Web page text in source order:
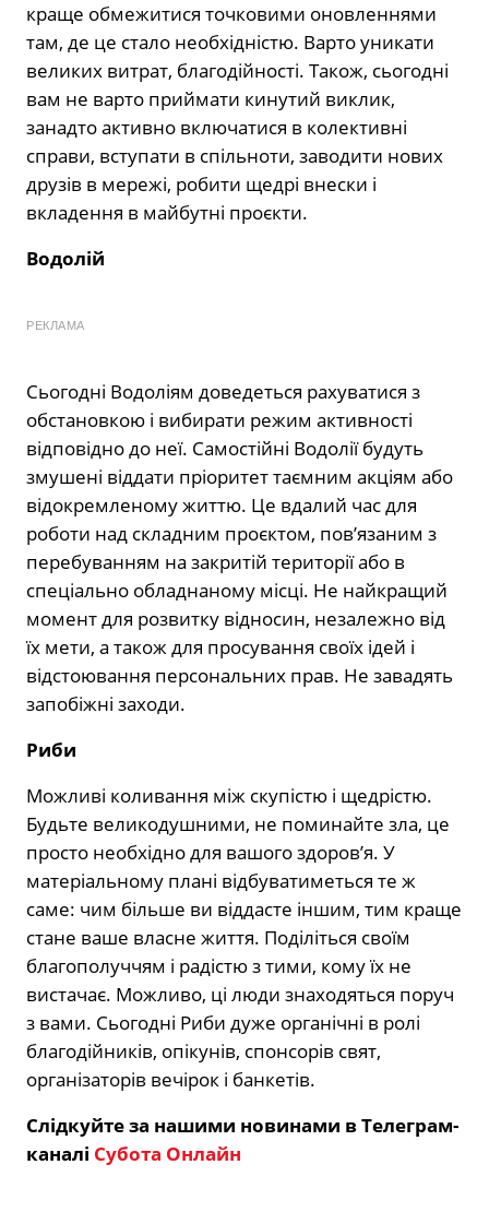
краще обмежитися точковими оновленнями
там, де це стало необхідністю. Варто уникати
великих витрат, благодійності. Також, сьогодні
вам не варто приймати кинутий виклик,
занадто активно включатися в колективні
справи, вступати в спільноти, заводити нових
друзів в мережі, робити щедрі внески і
вкладення в майбутні проєкти.
Водолій
РЕКЛАМА
Сьогодні Водоліям доведеться рахуватися з
обстановкою і вибирати режим активності
відповідно до неї. Самостійні Водолії будуть
змушені віддати пріоритет таємним акціям або
відокремленому життю. Це вдалий час для
роботи над складним проєктом, пов’язаним з
перебуванням на закритій території або в
спеціально обладнаному місці. Не найкращий
момент для розвитку відносин, незалежно від
їх мети, а також для просування своїх ідей і
відстоювання персональних прав. Не завадять
запобіжні заходи.
Риби
Можливі коливання між скупістю і щедрістю.
Будьте великодушними, не поминайте зла, це
просто необхідно для вашого здоров’я. У
матеріальному плані відбуватиметься те ж
саме: чим більше ви віддасте іншим, тим краще
стане ваше власне життя. Поділіться своїм
благополуччям і радістю з тими, кому їх не
вистачає. Можливо, ці люди знаходяться поруч
з вами. Сьогодні Риби дуже органічні в ролі
благодійників, опікунів, спонсорів свят,
організаторів вечірок і банкетів.
Слідкуйте за нашими новинами в Телеграм-
каналі Субота Онлайн